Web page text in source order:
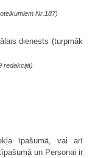
Nr.187)
dienests (turpmāk
redakcijā)
īpašumā, vai arī
un Personai ir